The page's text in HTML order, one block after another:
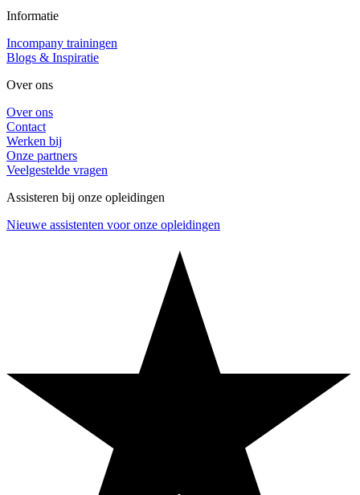
Informatie
Incompany trainingen
Blogs & Inspiratie
Over ons
Over ons
Contact
Werken bij
Onze partners
Veelgestelde vragen
Assisteren bij onze opleidingen
Nieuwe assistenten voor onze opleidingen